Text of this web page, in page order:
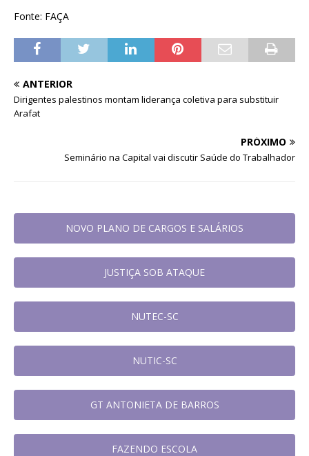
Fonte: FAÇA
ANTERIOR
Dirigentes palestinos montam liderança coletiva para substituir
Arafat
PRÓXIMO
Seminário na Capital vai discutir Saúde do Trabalhador
NOVO PLANO DE CARGOS E SALÁRIOS
JUSTIÇA SOB ATAQUE
NUTEC-SC
NUTIC-SC
GT ANTONIETA DE BARROS
FAZENDO ESCOLA